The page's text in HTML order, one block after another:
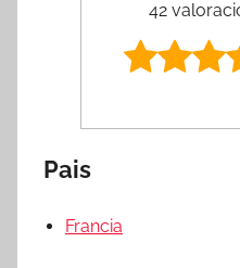
42
Pais
Francia